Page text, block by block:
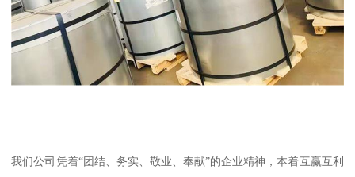
我们公司凭着“团结、务实、敬业、奉献”的企业精神，本着互赢互利